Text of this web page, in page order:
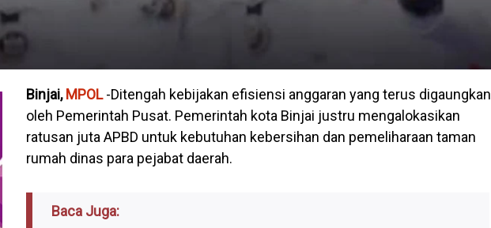
Binjai, MPOL-Ditengah kebijakan efisiensi anggaran yang terus digaungkan
oleh Pemerintah Pusat. Pemerintah kota Binjai justru mengalokasikan
ratusan juta APBD untuk kebutuhan kebersihan dan pemeliharaan taman
rumah dinas para pejabat daerah.
Baca Juga: